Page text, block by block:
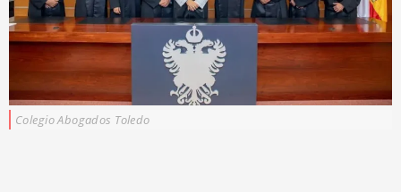
Colegio Abogados Toledo